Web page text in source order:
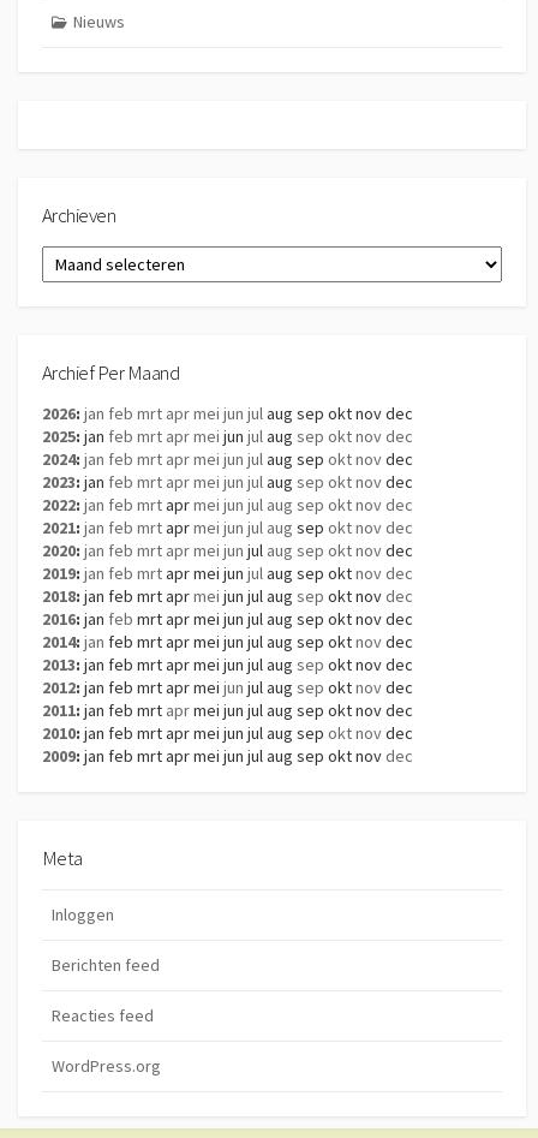
Nieuws
Archieven
Archieven
Archief Per Maand
2026: jan feb mrt aprmei jun julaug sep oktnovdec
2025: jan feb mrt aprmei jun julaug sep oktnov dec
2024: jan feb mrt aprmei jun julaug sep oktnovdec
2023: jan feb mrt aprmei jun julaug sep oktnovdec
2022: jan feb mrtaprmei jun jul aug sep oktnov dec
2021: jan feb mrtaprmei jun jul aug sep oktnov dec
2020: jan feb mrt aprmei jun jul aug sep oktnovdec
2019: jan feb mrtaprmei jun julaug sep oktnov dec
2018: jan feb mrtaprmei jun julaug sep oktnov dec
2016: jan feb mrtaprmei jun julaug sep oktnovdec
2014: jan feb mrtaprmei jun julaug sep oktnovdec
2013: jan feb mrtaprmei jun julaug sep oktnovdec
2012: jan feb mrtaprmei jun julaug sep oktnovdec
2011: jan feb mrt aprmei jun julaug sep oktnovdec
2010: jan feb mrtaprmei jun julaug sep oktnovdec
2009: jan feb mrtaprmei jun julaug sep oktnov dec
Meta
Inloggen
Berichten feed
Reacties feed
WordPress.org